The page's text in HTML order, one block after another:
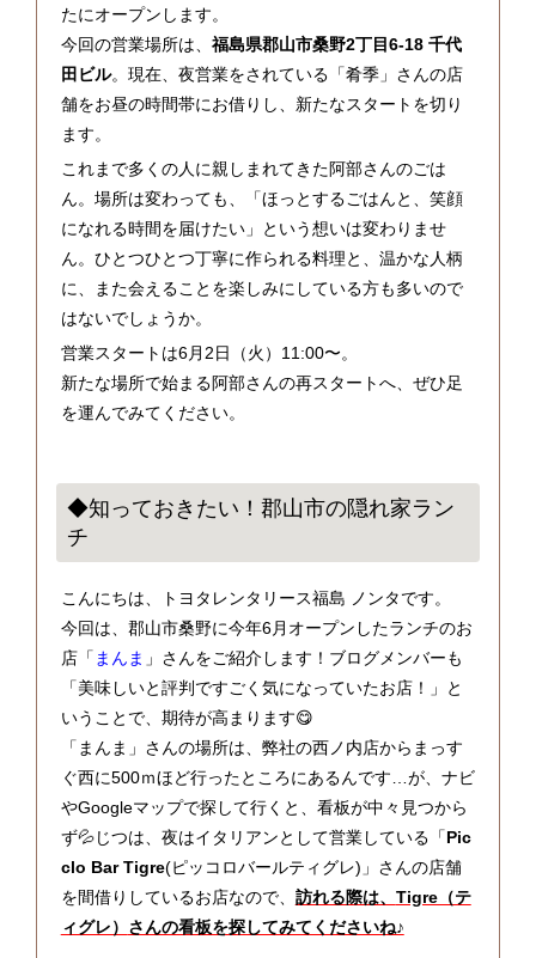
たにオープンします。
今回の営業場所は、 福島県郡山市桑野2丁目6-18 千代
田ビル。現在、夜営業をされている「肴季」さんの店
舗をお昼の時間帯にお借りし、新たなスタートを切り
ます。
これまで多くの人に親しまれてきた阿部さんのごは
ん。場所は変わっても、「ほっとするごはんと、笑顔
になれる時間を届けたい」という想いは変わりませ
ん。ひとつひとつ丁寧に作られる料理と、温かな人柄
に、また会えることを楽しみにしている方も多いので
はないでしょうか。
営業スタートは6月2日（火）11:00〜。
新たな場所で始まる阿部さんの再スタートへ、ぜひ足
を運んでみてください。
◆知っておきたい！郡山市の隠れ家ラン
チ
こんにちは、トヨタレンタリース福島 ノンタです。
今回は、郡山市桑野に今年6月オープンしたランチのお
店「 まんま 」さんをご紹介します！ブログメンバーも
「美味しいと評判ですごく気になっていたお店！」と
いうことで、期待が高まります😋
「まんま」さんの場所は、弊社の西ノ内店からまっす
ぐ西に500ｍほど行ったところにあるんです…が、ナビ
やGoogleマップで探して行くと、看板が中々見つから
ず💦じつは、夜はイタリアンとして営業している「Pic
clo Bar Tigre(ピッコロバールティグレ)」さんの店舗
を間借りしているお店なので、 訪れる際は、 Tigre（テ
ィグレ） さんの看板を探してみてくださいね♪